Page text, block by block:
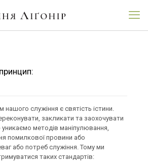
служіння є святість істини.
закликати та заохочувати
методів маніпулювання,
помилкової провини або
або потреб служіння. Тому ми
таких стандартів: